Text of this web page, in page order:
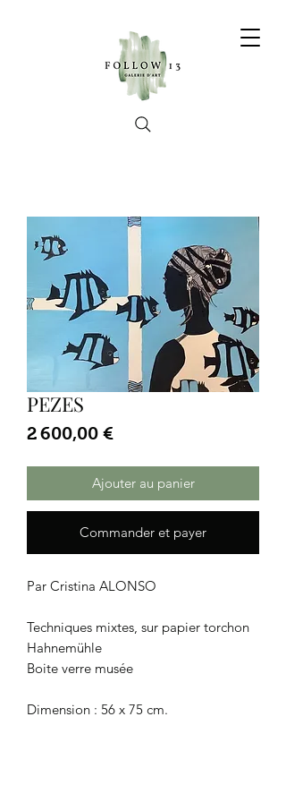
PEZES
2 600,00 €
Ajouter au panier
Commander et payer
Par Cristina ALONSO
Techniques mixtes, sur papier torchon
Hahnemühle
Boite verre musée
Dimension : 56 x 75 cm.